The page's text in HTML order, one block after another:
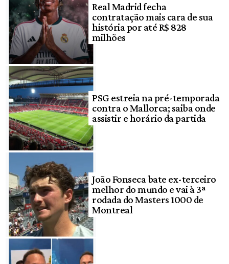
Real Madrid fecha
contratação mais cara de sua
história por até R$ 828
milhões
PSG estreia na pré-temporada
contra o Mallorca; saiba onde
assistir e horário da partida
João Fonseca bate ex-terceiro
melhor do mundo e vai à 3ª
rodada do Masters 1000 de
Montreal